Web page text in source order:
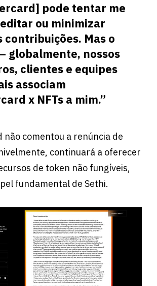
pode tentar me
ou minimizar
contribuições. Mas o
globalmente, nossos
clientes e equipes
associam
x NFTs a mim.”
não comentou a renúncia de
continuará a oferecer
de token não fungíveis,
fundamental de Sethi.